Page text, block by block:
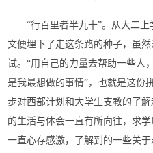
“行百里者半九十”。从大二
文便埋下了走这条路的种子，虽
试。“用自己的力量去帮助一些人
是我最想做的事情”，也就是这份
步对西部计划和大学生支教的了
的生活与体会一直有所向往，求
一直心存感激，了解到的一些关